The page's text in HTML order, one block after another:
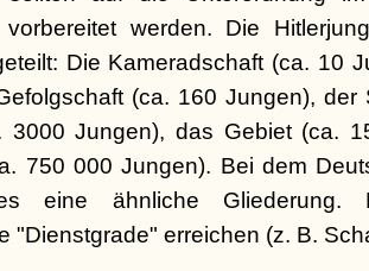
vorbereitet werden. Die
Die Kameradschaft (ca. 10
(ca. 160 Jungen), der
3000 Jungen), das Gebiet (ca.
750 000 Jungen). Bei dem
eine ähnliche Gliederung.
"Dienstgrade" erreichen (z. B.